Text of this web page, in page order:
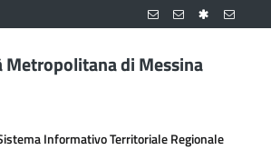
Metropolitana di Messina
Informativo Territoriale Regionale